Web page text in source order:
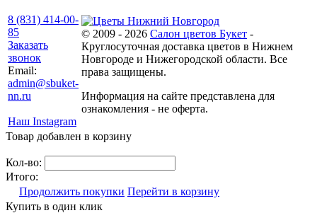
8 (831) 414-00-
85
Заказать
звонок
Email:
admin@sbuket-
nn.ru
Наш Instagram
© 2009 - 2026 Салон цветов Букет -
Круглосуточная доставка цветов в Нижнем
Новгороде и Нижегородской области. Все
права защищены.
Информация на сайте представлена для
ознакомления - не оферта.
Товар добавлен в корзину
Кол-во:
Итого:
Продолжить покупки Перейти в корзину
Купить в один клик